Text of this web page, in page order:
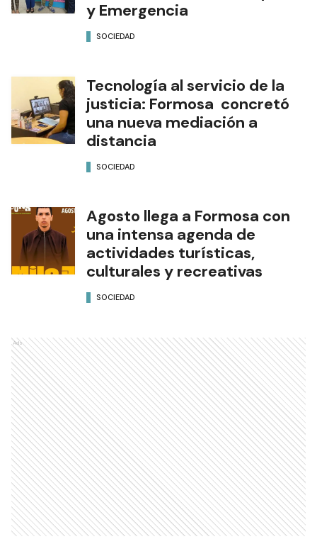
y Emergencia
SOCIEDAD
Tecnología al servicio de la
justicia: Formosa concretó
una nueva mediación a
distancia
SOCIEDAD
Agosto llega a Formosa con
una intensa agenda de
actividades turísticas,
culturales y recreativas
SOCIEDAD
Ads